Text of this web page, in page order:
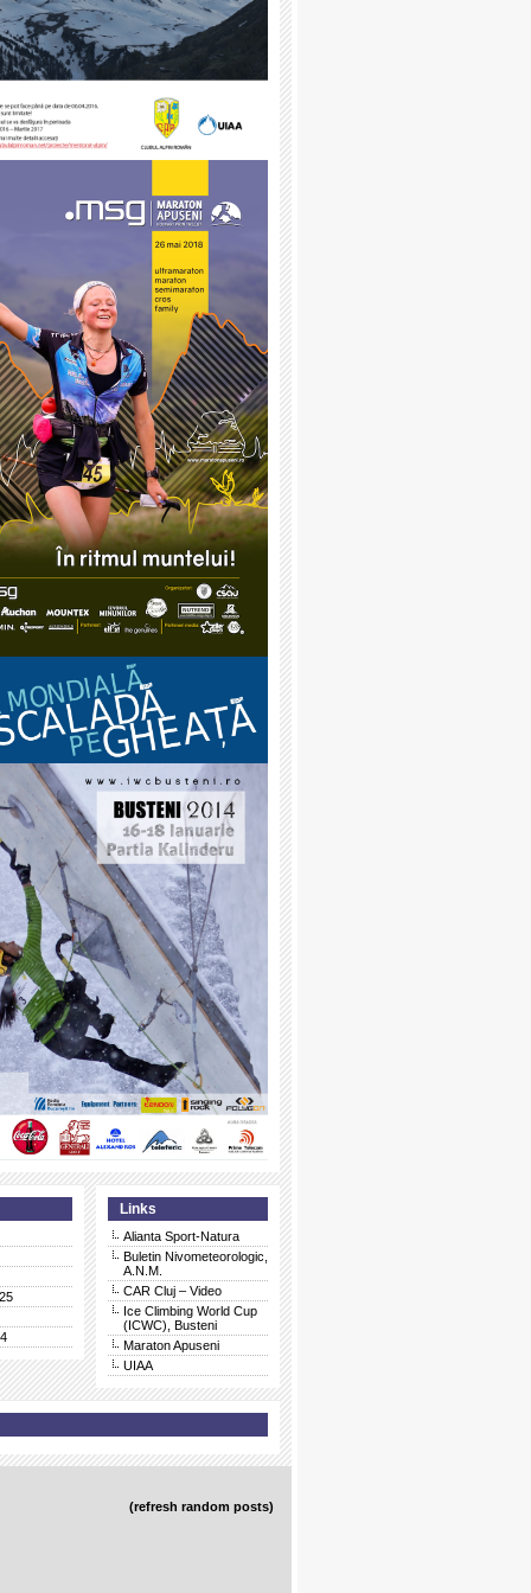
Links
Alianta Sport-Natura
Buletin Nivometeorologic,
A.N.M.
CAR Cluj – Video
Ice Climbing World Cup
(ICWC), Busteni
Maraton Apuseni
UIAA
(refresh random posts)